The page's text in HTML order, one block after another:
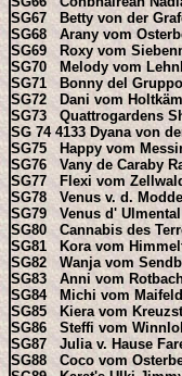
SG67 Betty von der
SG68 Arany vom
SG69 Roxy vom
SG70 Melody vom
SG71 Bonny del
SG72 Dani vom
SG73 Quattrogardens
SG 74 4133 Dyana von
SG75 Happy vom
SG76 Vany de Caraby
SG77 Flexi vom
SG78 Venus v. d.
SG79 Venus d' Ulmental
SG80 Cannabis des
SG81 Kora vom
SG82 Wanja vom
SG83 Anni vom
SG84 Michi vom
SG85 Kiera vom
SG86 Steffi vom
SG87 Julia v. Hause
SG88 Coco vom